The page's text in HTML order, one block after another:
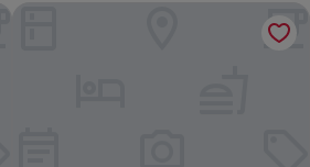
La Quinta by Wyndham Gainesville